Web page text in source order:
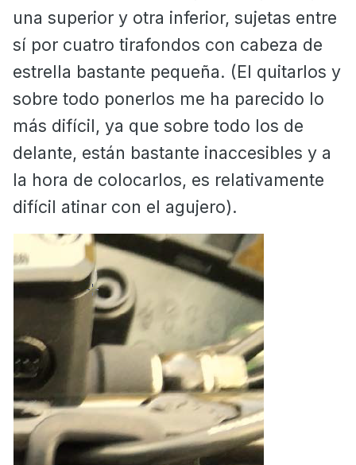
una superior y otra inferior, sujetas entre
sí por cuatro tirafondos con cabeza de
estrella bastante pequeña. (El quitarlos y
sobre todo ponerlos me ha parecido lo
más difícil, ya que sobre todo los de
delante, están bastante inaccesibles y a
la hora de colocarlos, es relativamente
difícil atinar con el agujero).